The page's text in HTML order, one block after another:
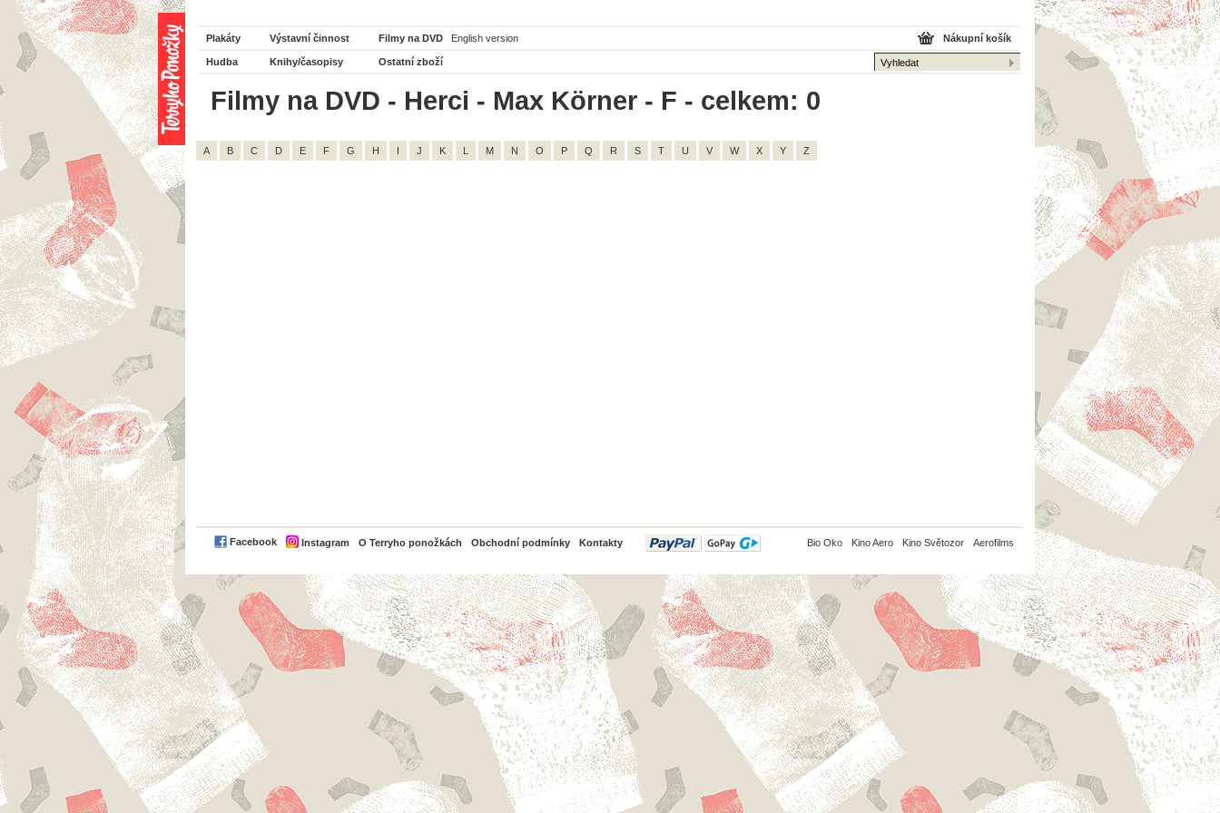
Plakáty Výstavní činnost Filmy na DVD English version
Hudba Knihy/časopisy Ostatní zboží
Nákupní košík
Filmy na DVD - Herci - Max Körner - F - celkem: 0
A B C D E F G H I J K L M N O P Q R S T U V W X Y Z
Facebook Instagram O Terryho ponožkách Obchodní podmínky Kontakty
PayPal Bio Oko Kino Aero Kino Světozor Aerofilms